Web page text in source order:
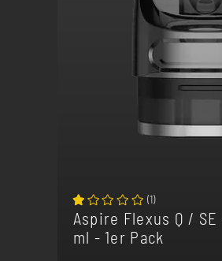
(1)
Aspire Flexus Q /
ml - 1er Pack